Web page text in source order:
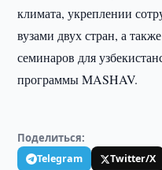
климата, укреплении
вузами двух стран, а
семинаров для
программы MASHAV.
Поделиться:
Telegram Twitter/X